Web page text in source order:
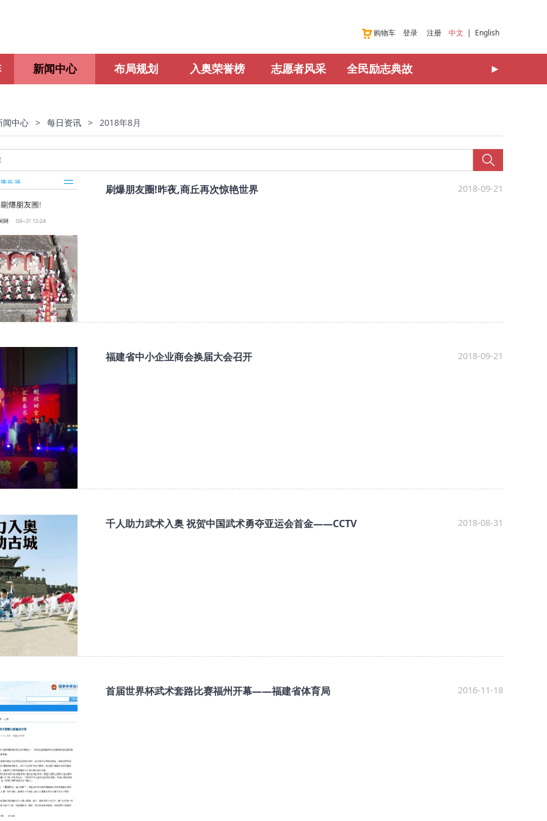
中文 | English
登录 注册
购物车
新闻中心 布局规划 入奥荣誉榜 志愿者风采 全民励志典故 ►
闻中心 > 每日资讯 > 2018年8月
刷爆朋友圈!昨夜,商丘再次惊艳世界 2018-09-21
福建省中小企业商会换届大会召开 2018-09-21
千人助力武术入奥 祝贺中国武术勇夺亚运会首金——CCTV 2018-08-31
首届世界杯武术套路比赛福州开幕——福建省体育局 2016-11-18